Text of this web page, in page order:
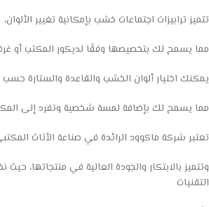
تتميز ترابيزات اجتماعات خشب بإمكانية تغيير الألوان،
مما يسمح لك بتخصيصها وفقًا لديكور المكتب أو
يمكنك اختيار ألوان الخشب والقاعدة والستارة
مما يسمح لك بإضافة لمسة شخصية وتفرد إلى
تعتبر شركة ماكوود الرائدة في صناعة الأثاث المكتبي
وتتميز بالابتكار والجودة العالية في منتجاتها،
التقنيات